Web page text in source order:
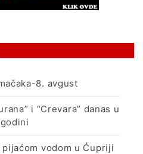
8. avgust
i “Crevara” danas u
vodom u Ćupriji